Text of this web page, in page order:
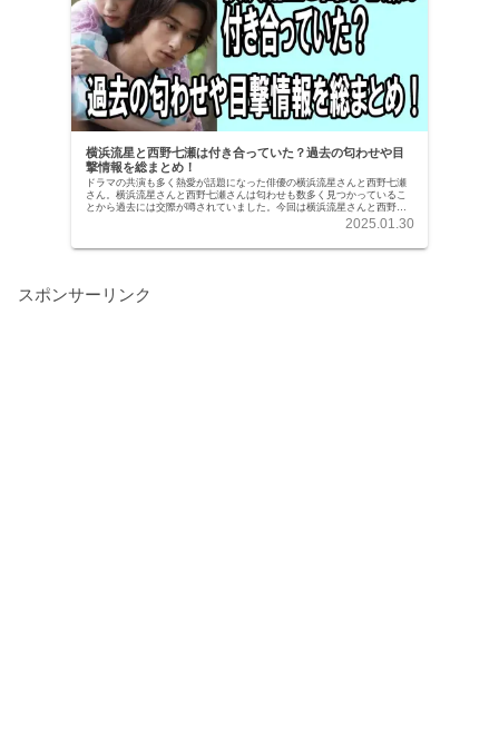
横浜流星と西野七瀬は付き合っていた？過去の匂わせや目
撃情報を総まとめ！
ドラマの共演も多く熱愛が話題になった俳優の横浜流星さんと西野七瀬
さん。横浜流星さんと西野七瀬さんは匂わせも数多く見つかっているこ
とから過去には交際が噂されていました。今回は横浜流星さんと西野七
2025.01.30
スポンサーリンク